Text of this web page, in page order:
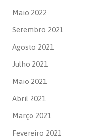
Maio 2022
Setembro 2021
Agosto 2021
Julho 2021
Maio 2021
Abril 2021
Março 2021
Fevereiro 2021